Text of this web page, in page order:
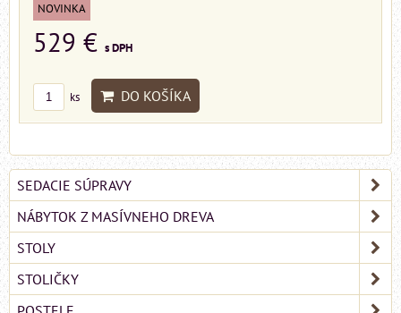
NOVINKA
529 € s DPH
ks DO KOŠÍKA
SEDACIE SÚPRAVY
NÁBYTOK Z MASÍVNEHO DREVA
STOLY
STOLIČKY